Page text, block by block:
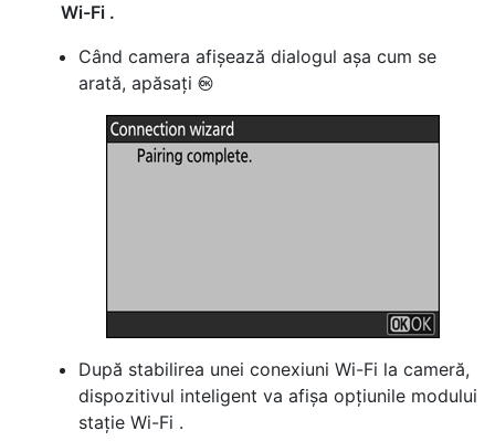
Wi-Fi .
Când camera afișează dialogul așa cum se
arată, apăsați J
După stabilirea unei conexiuni Wi-Fi la cameră,
dispozitivul inteligent va afișa opțiunile modului
stație Wi-Fi .